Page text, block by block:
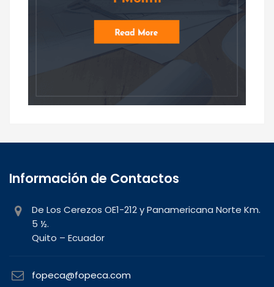
Información de Contactos
De Los Cerezos OE1-212 y Panamericana Norte Km.
5 ½.
Quito – Ecuador
fopeca@fopeca.com